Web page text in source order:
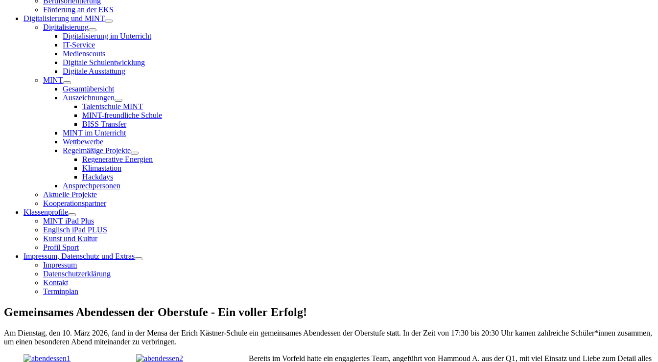
Förderung an der EKS
Digitalisierung und MINT
Digitalisierung
Digitalisierung im Unterricht
IT-Service
Medienscouts
Digitale Schulentwicklung
Digitale Ausstattung
MINT
Gesamtübersicht
Auszeichnungen
Talentschule MINT
MINT-freundliche Schule
BISS Transfer
MINT im Unterricht
Wettbewerbe
Regelmäßige Projekte
Regenerative Energien
Klimastation
Hackdays
Ansprechpersonen
Aktuelle Projekte
Kooperationspartner
Klassenprofile
MINT iPad Plus
Englisch iPad PLUS
Kunst und Kultur
Profil Sport
Impressum, Datenschutz und Extras
Impressum
Datenschutzerklärung
Kontakt
Terminplan
Gemeinsames Abendessen der Oberstufe - Ein voller Erfolg!
Am Dienstag, den 10. März 2026, fand in der Mensa der Erich Kästner-Schule ein gemeinsames Abendessen der Oberstufe statt. In der Zeit von 17:30 bis 20:30 Uhr kamen zahlreiche Schüler*innen zusammen,
um einen besonderen Abend miteinander zu verbringen.
Bereits im Vorfeld hatte ein engagiertes Team, angeführt von Hammoud A. aus der Q1, mit viel Einsatz und Liebe zum Detail alles